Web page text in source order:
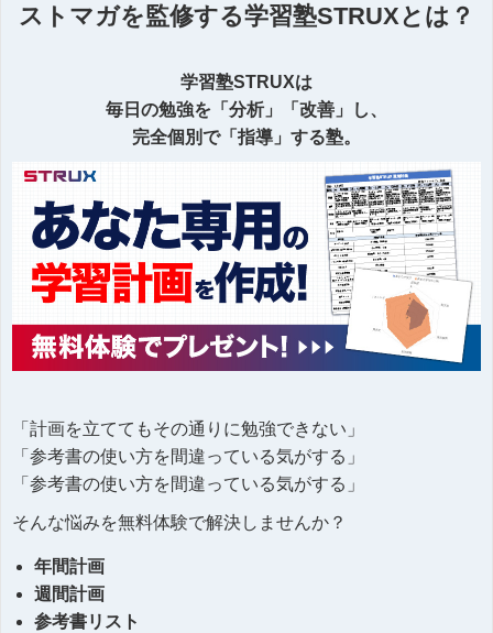
ストマガを監修する学習塾STRUXとは？
学習塾STRUXは
毎日の勉強を「分析」「改善」し、
完全個別で「指導」する塾。
「計画を立ててもその通りに勉強できない」
「参考書の使い方を間違っている気がする」
「参考書の使い方を間違っている気がする」
そんな悩みを無料体験で解決しませんか？
年間計画
週間計画
参考書リスト